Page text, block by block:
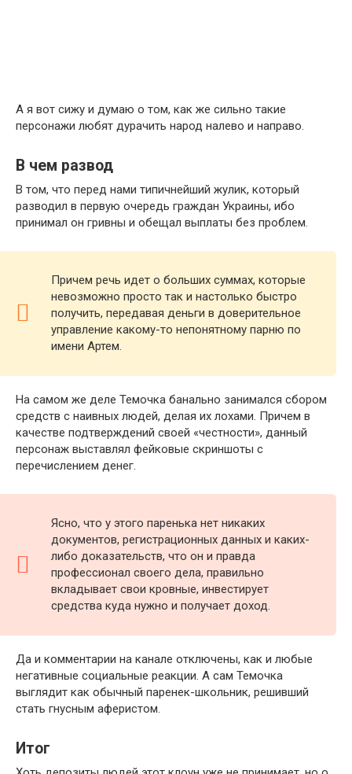
А я вот сижу и думаю о том, как же сильно такие
персонажи любят дурачить народ налево и направо.
В чем развод
В том, что перед нами типичнейший жулик, который
разводил в первую очередь граждан Украины, ибо
принимал он гривны и обещал выплаты без проблем.
Причем речь идет о больших суммах, которые
невозможно просто так и настолько быстро
получить, передавая деньги в доверительное
управление какому-то непонятному парню по
имени Артем.
На самом же деле Темочка банально занимался сбором
средств с наивных людей, делая их лохами. Причем в
качестве подтверждений своей «честности», данный
персонаж выставлял фейковые скриншоты с
перечислением денег.
Ясно, что у этого паренька нет никаких
документов, регистрационных данных и каких-
либо доказательств, что он и правда
профессионал своего дела, правильно
вкладывает свои кровные, инвестирует
средства куда нужно и получает доход.
Да и комментарии на канале отключены, как и любые
негативные социальные реакции. А сам Темочка
выглядит как обычный паренек-школьник, решивший
стать гнусным аферистом.
Итог